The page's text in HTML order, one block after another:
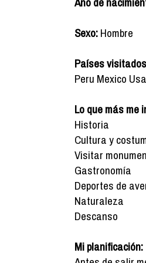
Sexo:Hombre
Países
Peru Mexico
Lo que más me
Historia
Cultura y
Visitar
Gastronomía
Deportes de
Naturaleza
Descanso
Mi planificación: